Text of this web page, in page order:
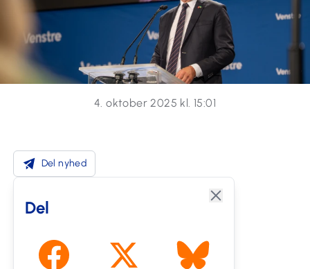
4. oktober 2025 kl. 15:01
Del nyhed
Del